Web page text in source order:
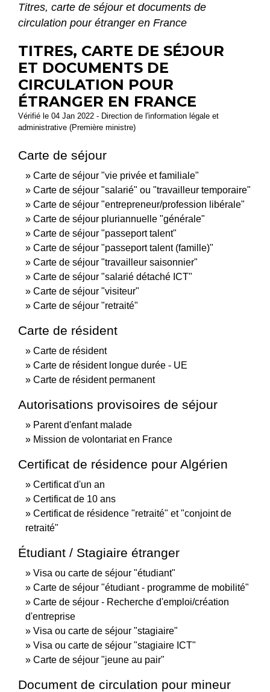
Titres, carte de séjour et documents de
circulation pour étranger en France
TITRES, CARTE DE SÉJOUR
ET DOCUMENTS DE
CIRCULATION POUR
ÉTRANGER EN FRANCE
Vérifié le 04 Jan 2022 - Direction de l'information légale et
administrative (Première ministre)
Carte de séjour
Carte de séjour "vie privée et familiale"
Carte de séjour "salarié" ou "travailleur temporaire"
Carte de séjour "entrepreneur/profession libérale"
Carte de séjour pluriannuelle "générale"
Carte de séjour "passeport talent"
Carte de séjour "passeport talent (famille)"
Carte de séjour "travailleur saisonnier"
Carte de séjour "salarié détaché ICT"
Carte de séjour "visiteur"
Carte de séjour "retraité"
Carte de résident
Carte de résident
Carte de résident longue durée - UE
Carte de résident permanent
Autorisations provisoires de séjour
Parent d'enfant malade
Mission de volontariat en France
Certificat de résidence pour Algérien
Certificat d'un an
Certificat de 10 ans
Certificat de résidence "retraité" et "conjoint de
retraité"
Étudiant / Stagiaire étranger
Visa ou carte de séjour "étudiant"
Carte de séjour "étudiant - programme de mobilité"
Carte de séjour - Recherche d'emploi/création
d'entreprise
Visa ou carte de séjour "stagiaire"
Visa ou carte de séjour "stagiaire ICT"
Carte de séjour "jeune au pair"
Document de circulation pour mineur